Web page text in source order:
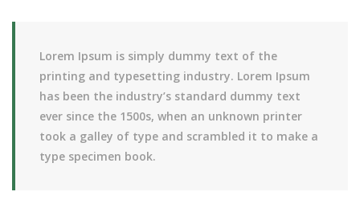
Lorem Ipsum is simply dummy text of the
printing and typesetting industry. Lorem Ipsum
has been the industry’s standard dummy text
ever since the 1500s, when an unknown printer
took a galley of type and scrambled it to make a
type specimen book.